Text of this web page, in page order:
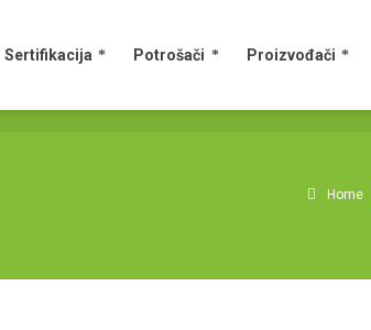
Sertifikacija Potrošači Proizvođači
Home